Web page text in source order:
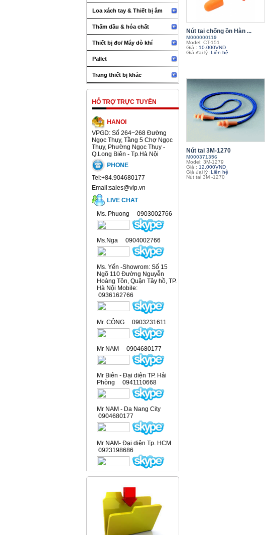
Loa xách tay & Thiết bị âm
thanh sự kiện
Thấm dầu & hóa chất
Thiết bị đo/ Máy dò khí
Pallet
Trang thiết bị khác
HỖ TRỢ TRỰC TUYẾN
HANOI
VPGD: Số 264~268 Đường
Ngọc Thụy, Tầng 5 Chợ Ngọc
Thụy, Phường Ngọc Thụy -
Q.Long Biên - Tp.Hà Nội
PHONE
Tel:+84.904680177
Email:sales@vlp.vn
LIVE CHAT
Ms. Phuong 0903002766
Ms.Nga 0904002766
Ms. Yến -Showrom: Số 15
Ngõ 110 Đường Nguyễn
Hoàng Tôn, Quận Tây hồ, TP.
Hà Nội Mobile:
0936162766
Mr. CÔNG 0903231611
Mr NAM 0904680177
Mr Biên - Đại diện TP. Hải
Phòng 0941110668
Mr NAM - Da Nang City
0904680177
Mr NAM- Đại diện Tp. HCM
0923198686
Nút tai chống ồn Hàn ...
M000000119
Model: CT-151
Giá : 10.000VND
Giá đại lý :Liên hệ
Nút tai 3M-1270
M000371356
Model: 3M-1279
Giá : 12.000VND
Giá đại lý :Liên hệ
Nút tai 3M -1270